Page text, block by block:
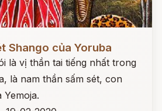
Shango của Yoruba
là vị thần tai tiếng nhất trong
là nam thần sấm sét, con